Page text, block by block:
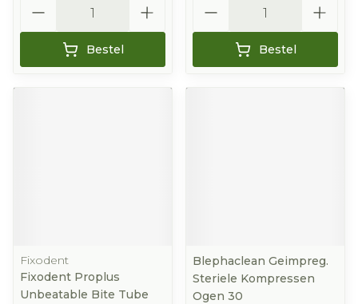
Bestel Bestel
Fixodent
Fixodent Proplus
Unbeatable Bite Tube
Blephaclean Geimpreg.
Steriele Kompressen
Ogen 30